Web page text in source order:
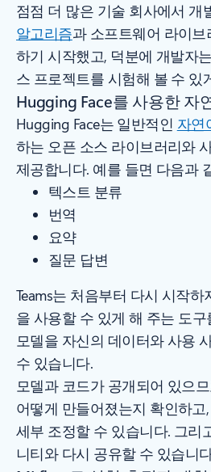
점점 더 많은 기술 회사에서 개
알고리즘과 소프트웨어 라이
하기 시작했고, 덕분에 개발자
스 프로젝트를 시험해 볼 수 있
Hugging Face를 사용한 자
Hugging Face는 일반적인 자연
하는 오픈 소스 라이브러리와
제공합니다. 예를 들면 다음과
텍스트 분류
번역
요약
질문 답변
Teams는 처음부터 다시 시작
을 사용할 수 있게 해 주는 도
모델을 자신의 데이터와 사용
수 있습니다.
모델과 코드가 공개되어 있으
어떻게 만들어졌는지 확인하고
세부 조정할 수 있습니다. 그리
니티와 다시 공유할 수 있습니